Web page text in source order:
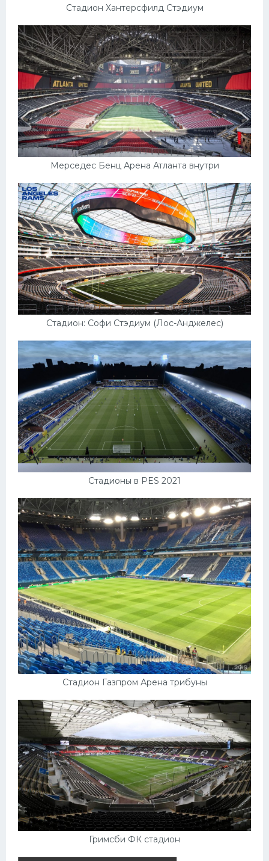
Стадион Хантерсфилд Стэдиум
Мерседес Бенц Арена Атланта внутри
Стадион: Софи Стэдиум (Лос-Анджелес)
Стадионы в PES 2021
Стадион Газпром Арена трибуны
Гримсби ФК стадион